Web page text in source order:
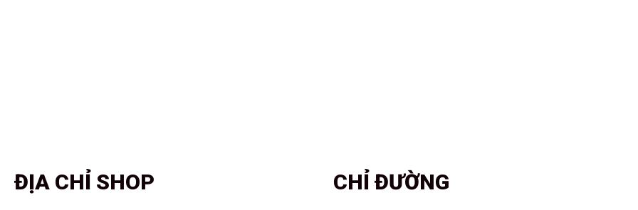
ĐỊA CHỈ SHOP CHỈ ĐƯỜNG